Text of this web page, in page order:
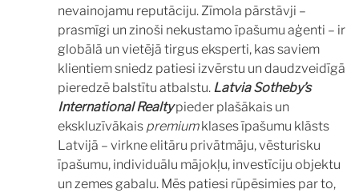
nevainojamu reputāciju. Zīmola pārstāvji –
prasmīgi un zinoši nekustamo īpašumu aģenti – ir
globālā un vietējā tirgus eksperti, kas saviem
klientiem sniedz patiesi izvērstu un daudzveidīgā
pieredzē balstītu atbalstu. Latvia Sotheby’s
International Realtypieder plašākais un
ekskluzīvākais premiumklases īpašumu klāsts
Latvijā – virkne elitāru privātmāju, vēsturisku
īpašumu, individuālu mājokļu, investīciju objektu
un zemes gabalu. Mēs patiesi rūpēsimies par to,